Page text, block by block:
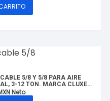
5/8 Y 5/8 PARA AIRE
3-12 TON. MARCA CLUXER,
8-12T
Neto